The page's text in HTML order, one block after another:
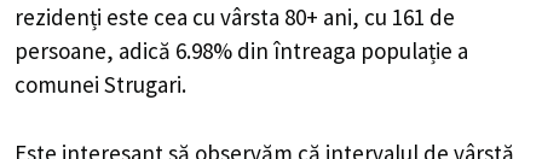
rezidenți este cea cu vârsta 80+ ani, cu 161 de
persoane, adică 6.98% din întreaga populație a
comunei Strugari.
Este interesant să observăm că intervalul de vârstă